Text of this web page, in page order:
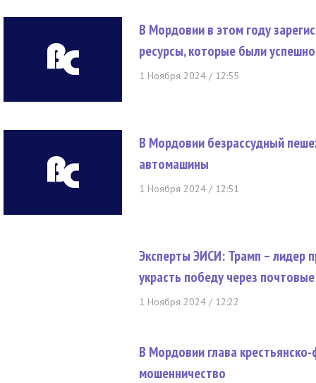
В Мордовии в этом году
ресурсы, которые были
1 Ноября 2024 / 12:55
В Мордовии безрассудный
автомашины
1 Ноября 2024 / 12:51
Эксперты ЭИСИ: Трамп – лидер
украсть победу через
1 Ноября 2024 / 12:22
В Мордовии глава
мошенничество